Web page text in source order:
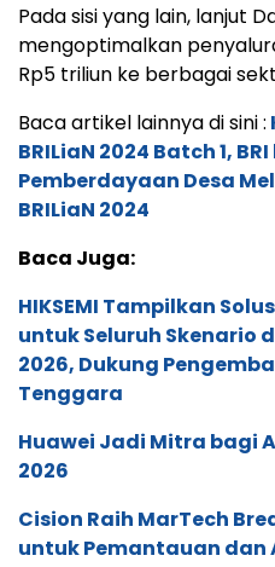
Pada sisi yang lain, lanjut
mengoptimalkan
Rp5 triliun ke berbagai
Baca artikel lainnya di sini :
BRILiaN 2024 Batch 1,
Pemberdayaan Desa
BRILiaN 2024
Baca Juga:
HIKSEMI Tampilkan
untuk Seluruh Skenario
2026, Dukung
Tenggara
Huawei Jadi Mitra bagi
2026
Cision Raih MarTech
untuk Pemantauan dan